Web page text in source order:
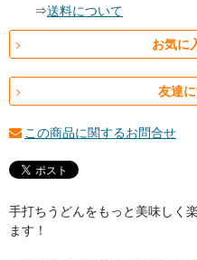
⇒送料について
お気に
友達
この商品に関するお問合せ
手打ちうどんをもっと美味しく
ます！